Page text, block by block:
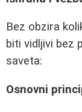
Bez obzira
biti vidljivi bez
saveta:
Osnovni